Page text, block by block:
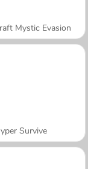
Mystic Evasion
Survive